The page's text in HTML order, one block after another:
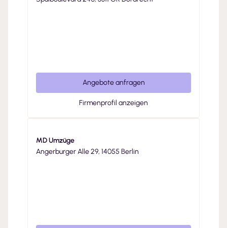
Angebote anfragen
Firmenprofil anzeigen
MD Umzüge
Angerburger Alle 29, 14055 Berlin